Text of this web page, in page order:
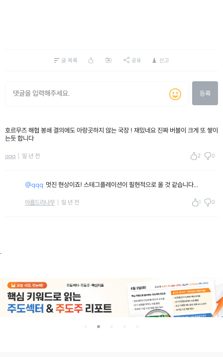
글 목록 공유 신고
등록
호르무즈 해협 봉쇄 결의에도 아랑곳하지 않는 국장 ! 재밌네요 진짜 버블이 크게 또 쌓이
는듯 합니다
qqq 일 년 전 2 0
@qqq 멋진 현상이죠! 스테그플레이션이 필현적으로 올 것 같습니다...
아름드리나무 일 년 전 1 0
.